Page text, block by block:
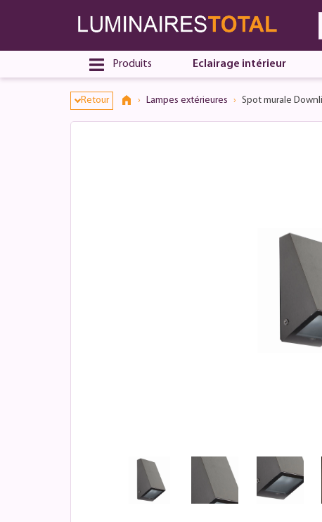
Produits Eclairage intérieur
Retour Lampes extérieures Spot murale